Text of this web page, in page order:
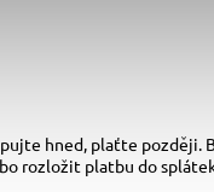
hned, plaťte později.
rozložit platbu do